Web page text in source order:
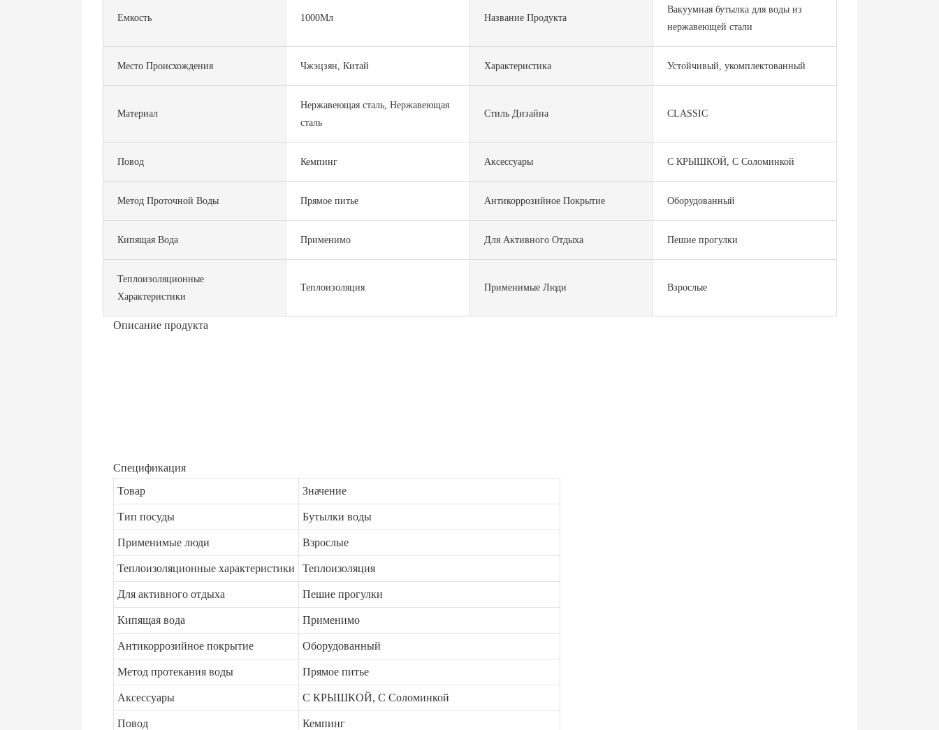
Емкость 1000Мл Название Продукта
Вакуумная бутылка для воды из
нержавеющей стали
Место Происхождения Чжэцзян, Китай Характеристика Устойчивый, укомплектованный
Материал
Нержавеющая сталь, Нержавеющая
сталь
Стиль Дизайна CLASSIC
Повод Кемпинг Аксессуары С КРЫШКОЙ, С Соломинкой
Метод Проточной Воды Прямое питье Антикоррозийное Покрытие Оборудованный
Кипящая Вода Применимо Для Активного Отдыха Пешие прогулки
Теплоизоляционные
Характеристики
Теплоизоляция Применимые Люди Взрослые
Описание продукта
Спецификация
Товар
Значение
Тип посуды Бутылки воды
Применимые люди Взрослые
Теплоизоляционные характеристики Теплоизоляция
Для активного отдыха Пешие прогулки
Кипящая вода Применимо
Антикоррозийное покрытие Оборудованный
Метод протекания воды Прямое питье
Аксессуары С КРЫШКОЙ, С Соломинкой
Повод Кемпинг